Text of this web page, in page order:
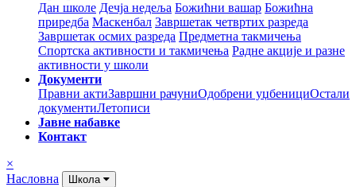
Дан школе Дечја недеља Божићни вашар Божићна
приредба Маскенбал Завршетак четвртих разреда
Завршетак осмих разреда Предметна такмичења
Спортска активности и такмичења Радне акције и разне
активности у школи
Документи
Правни актиЗавршни рачуниОдобрени уџбенициОстали
документиЛетописи
Јавне набавке
Контакт
×
Насловна
Школа